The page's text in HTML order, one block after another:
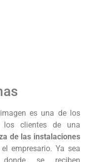
es una de los
los clientes de una
de las instalaciones
empresario. Ya sea